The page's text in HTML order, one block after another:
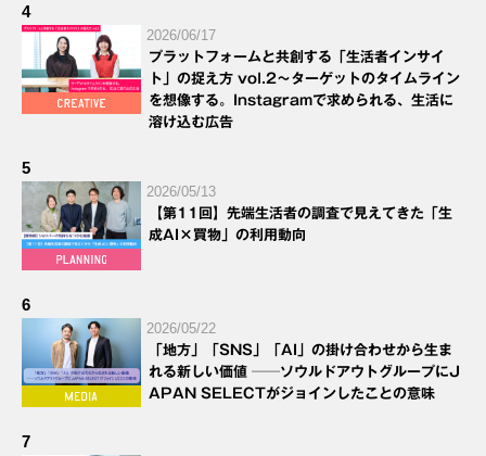
4
2026/06/17
プラットフォームと共創する「生活者インサイ
ト」の捉え方 vol.2～ターゲットのタイムライン
を想像する。Instagramで求められる、生活に
溶け込む広告
5
2026/05/13
【第11回】先端生活者の調査で見えてきた「生
成AI×買物」の利用動向
6
2026/05/22
「地方」「SNS」「AI」の掛け合わせから生ま
れる新しい価値 ──ソウルドアウトグループにJ
APAN SELECTがジョインしたことの意味
7